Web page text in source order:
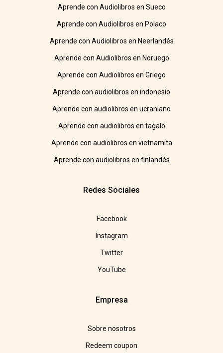
Aprende con Audiolibros en Sueco
Aprende con Audiolibros en Polaco
Aprende con Audiolibros en Neerlandés
Aprende con Audiolibros en Noruego
Aprende con Audiolibros en Griego
Aprende con audiolibros en indonesio
Aprende con audiolibros en ucraniano
Aprende con audiolibros en tagalo
Aprende con audiolibros en vietnamita
Aprende con audiolibros en finlandés
Redes Sociales
Facebook
Instagram
Twitter
YouTube
Empresa
Sobre nosotros
Redeem coupon